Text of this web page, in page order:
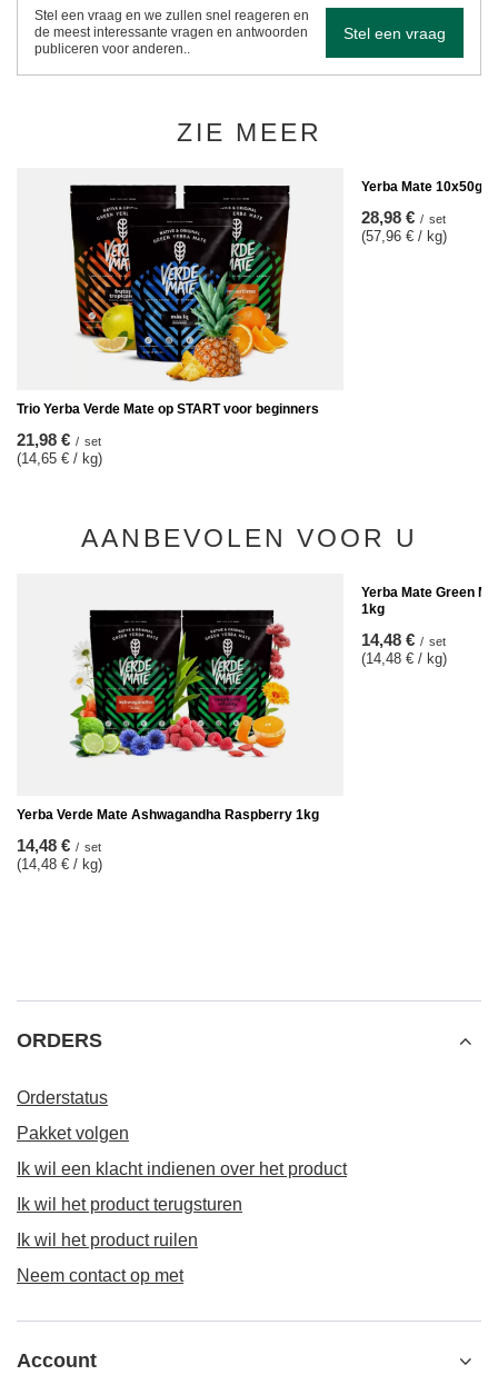
Stel een vraag en we zullen snel reageren en
de meest interessante vragen en antwoorden
publiceren voor anderen..
Stel een vraag
ZIE MEER
Trio Yerba Verde Mate op START voor beginners
21,98 € / set
(14,65 € / kg)
Yerba Mate 10x50g
28,98 € / set
(57,96 € / kg)
AANBEVOLEN VOOR U
Yerba Verde Mate Ashwagandha Raspberry 1kg
14,48 € / set
(14,48 € / kg)
Yerba Mate Green
1kg
14,48 € / set
(14,48 € / kg)
ORDERS
Orderstatus
Pakket volgen
Ik wil een klacht indienen over het product
Ik wil het product terugsturen
Ik wil het product ruilen
Neem contact op met
Account